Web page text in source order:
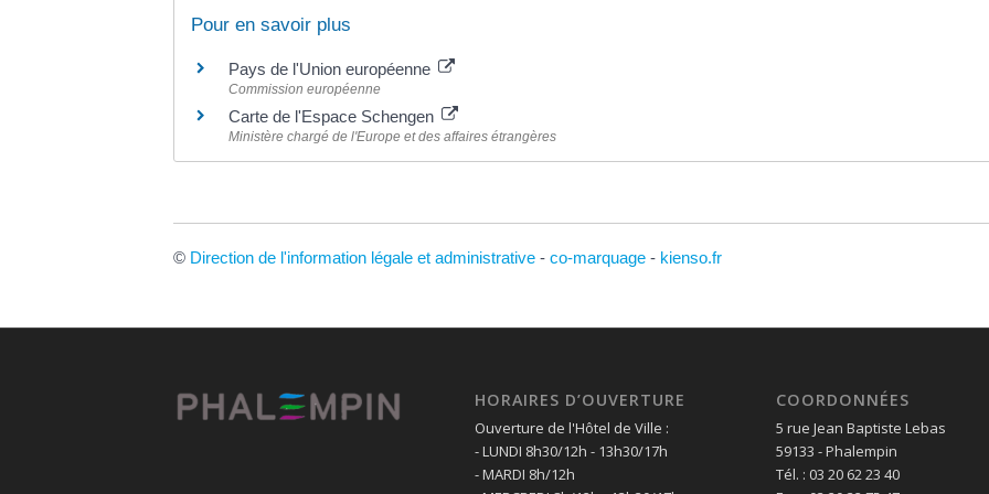
Pour en savoir plus
Pays de l'Union européenne
Commission européenne
Carte de l'Espace Schengen
Ministère chargé de l'Europe et des affaires étrangères
© Direction de l'information légale et administrative - co-marquage - kienso.fr
HORAIRES D’OUVERTURE
Ouverture de l'Hôtel de Ville :
- LUNDI 8h30/12h - 13h30/17h
- MARDI 8h/12h
COORDONNÉES
5 rue Jean Baptiste Lebas
59133 - Phalempin
Tél. : 03 20 62 23 40